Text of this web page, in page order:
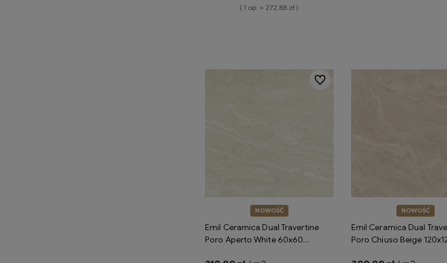
( 1 op. = 272,88 zł )
NOWOŚĆ
Emil Ceramica Dual Travertine
Poro Aperto White 60x60
Do ulubionych
NOWOŚĆ
Emil Ceramica Dual
Poro Chiuso Beige